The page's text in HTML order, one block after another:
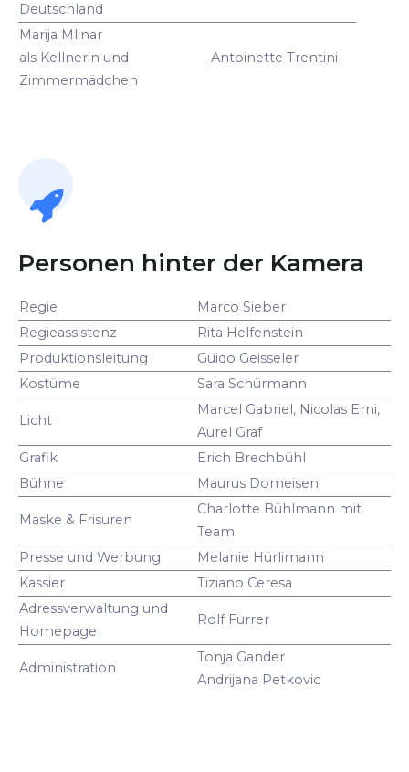
Deutschland
Marija Mlinar
als Kellnerin und
Zimmermädchen
Antoinette Trentini
Personen hinter der Kamera
Regie
Marco Sieber
Regieassistenz
Rita Helfenstein
Produktionsleitung
Guido Geisseler
Kostüme
Sara Schürmann
Licht
Marcel Gabriel, Nicolas Erni,
Aurel Graf
Grafik
Erich Brechbühl
Bühne
Maurus Domeisen
Maske & Frisuren
Charlotte Bühlmann mit
Team
Presse und Werbung
Melanie Hürlimann
Kassier
Tiziano Ceresa
Adressverwaltung und
Homepage
Rolf Furrer
Administration
Tonja Gander
Andrijana Petkovic